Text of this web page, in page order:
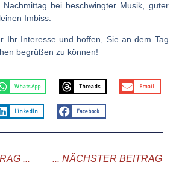
bei beschwingter Musik, guter
Imbiss.
Ihr Interesse und hoffen, Sie an dem Tag
begrüßen zu können!
WhatsApp Threads Email
LinkedIn Facebook
... ... NÄCHSTER BEITRAG